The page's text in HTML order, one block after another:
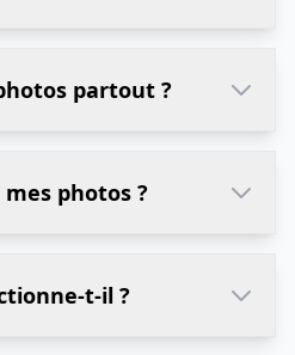
partout ?
photos ?
t-il ?